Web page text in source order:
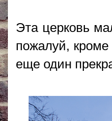
Эта церковь
пожалуй,
еще один